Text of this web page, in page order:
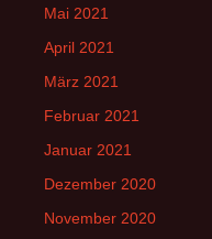
Mai 2021
April 2021
März 2021
Februar 2021
Januar 2021
Dezember 2020
November 2020